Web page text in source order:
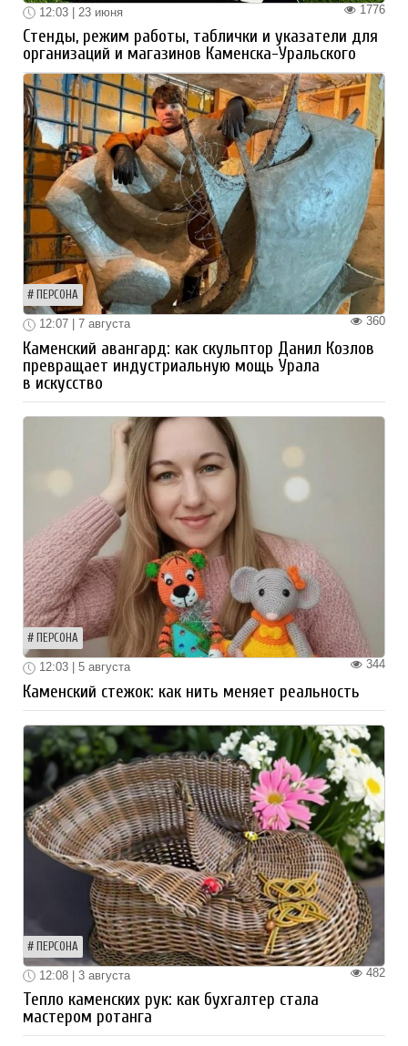
1776
12:03 | 23 июня
Стенды, режим работы, таблички и указатели для
организаций и магазинов Каменска-Уральского
ПЕРСОНА
360
12:07 | 7 августа
Каменский авангард: как скульптор Данил Козлов
превращает индустриальную мощь Урала
в искусство
ПЕРСОНА
344
12:03 | 5 августа
Каменский стежок: как нить меняет реальность
ПЕРСОНА
482
12:08 | 3 августа
Тепло каменских рук: как бухгалтер стала
мастером ротанга